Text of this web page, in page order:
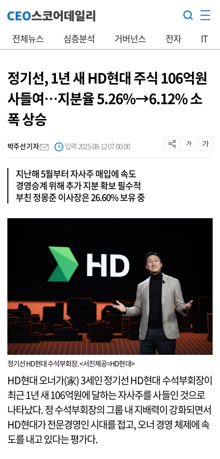
전체뉴스 심층분석 거버넌스 전자 IT
정기선, 1년 새 HD현대 주식 106억원
사들여…지분율 5.26%→6.12% 소
폭 상승
박주선 기자 입력 2025-08-12 07:00:00
지난해 5월부터 자사주 매입에 속도
경영승계 위해 추가 지분 확보 필수적
부친 정몽준 이사장은 26.60% 보유 중
정기선 HD현대 수석부회장. <서진제공=HD현대>
HD현대 오너가(家) 3세인 정기선 HD현대 수석부회장이
최근 1년 새 106억원에 달하는 자사주를 사들인 것으로
나타났다. 정 수석부회장의 그룹 내 지배력이 강화되면서
HD현대가 전문경영인 시대를 접고, 오너 경영 체제에 속
도를 내고 있다는 평가다.